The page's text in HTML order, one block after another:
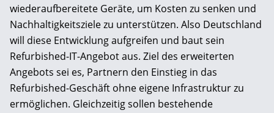
wiederaufbereitete Geräte, um Kosten zu senken und
Nachhaltigkeitsziele zu unterstützen. Also Deutschland
will diese Entwicklung aufgreifen und baut sein
Refurbished-IT-Angebot aus. Ziel des erweiterten
Angebots sei es, Partnern den Einstieg in das
Refurbished-Geschäft ohne eigene Infrastruktur zu
ermöglichen. Gleichzeitig sollen bestehende